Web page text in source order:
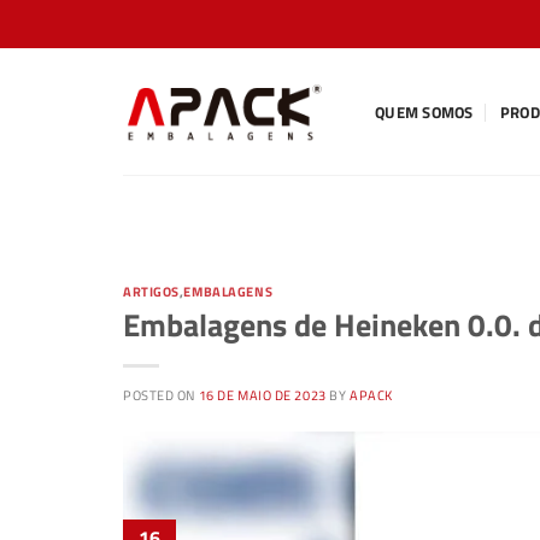
to
QUEM SOMOS
ARTIGOS,EMBALAGENS
Embalagens de Heineken 0.0.
POSTED ON 16 DE MAIO DE 2023 BYAPACK